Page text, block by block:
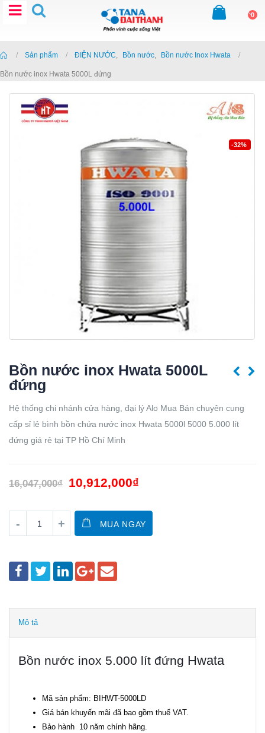
0
Home
Sản phẩm ĐIỆN NƯỚC Bồn nước Bồn nước Inox Hwata
Bồn nước inox Hwata 5000L đứng
-32%
Bồn nước inox Hwata 5000L
đứng
Hệ thống chi nhánh cửa hàng, đại lý Alo Mua Bán chuyên cung
cấp sỉ lẻ bình bồn chứa nước inox Hwata 5000l 5000 5.000 lít
đứng giá rẻ tại TP Hồ Chí Minh
16,047,000₫ 10,912,000₫
MUA NGAY
Mô tả
Bồn nước inox 5.000 lít đứng Hwata
Mã sản phẩm: BIHWT-5000LD
Giá bán khuyến mãi đã bao gồm thuế VAT.
Bảo hành 10 năm chính hãng.